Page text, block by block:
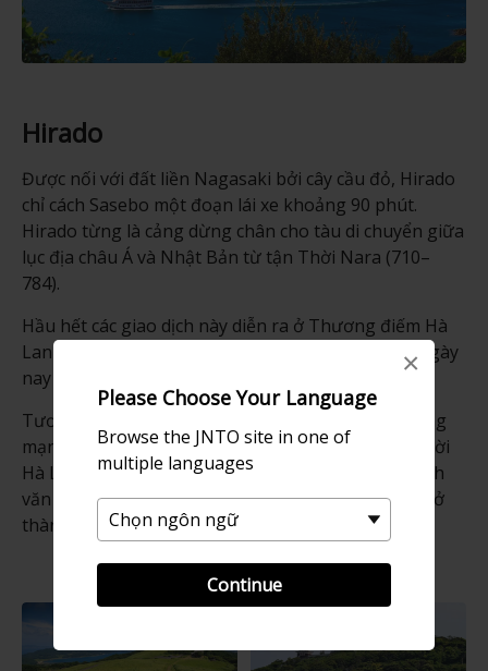
Please Choose Your Language
Browse the JNTO site in one of
multiple languages
Continue
×
Hirado
Được nối với đất liền Nagasaki bởi cây cầu đỏ, Hirado
chỉ cách Sasebo một đoạn lái xe khoảng 90 phút.
Hirado từng là cảng dừng chân cho tàu di chuyển giữa
lục địa châu Á và Nhật Bản từ tận Thời Nara (710–
784).
Hầu hết các giao dịch này diễn ra ở Thương điếm Hà
Lan tại Hirado, được xây dựng vào năm 1609 mà ngày
nay bạn vẫn có thể đến tham quan.
Tương tự như Sasebo, Hirado cũng chịu ảnh hưởng
mạnh mẽ từ du khách nước ngoài – chủ yếu là người
Hà Lan. Tuy nhiên, Hirado vẫn giữ được phong cách
văn hóa Nhật Bản của riêng mình, khiến nơi đây trở
thành địa điểm độc đáo và hấp dẫn để tham quan.